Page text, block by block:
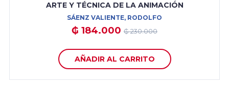
ARTE Y TÉCNICA DE LA ANIMACIÓN
SÁENZ VALIENTE, RODOLFO
₲ 184.000 ₲ 230.000
AÑADIR AL CARRITO